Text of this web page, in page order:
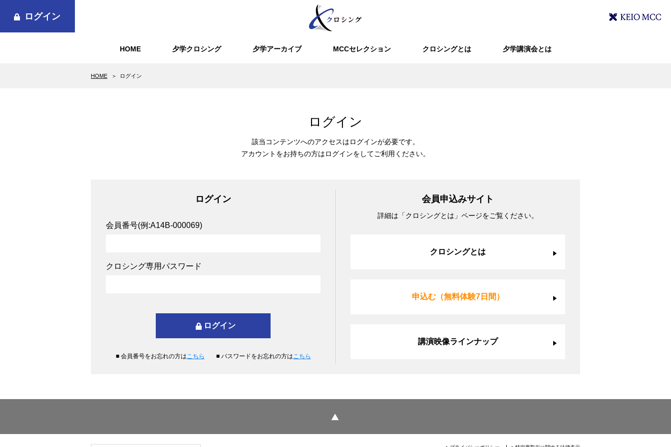
HOME 夕学クロシング 夕学アーカイブ MCCセレクション クロシングとは 夕学講演会とは
ログイン
HOME ログイン
ログイン
該当コンテンツへのアクセスはログインが必要です。
アカウントをお持ちの方はログインをしてご利用ください。
ログイン
会員番号(例:A14B-000069)
クロシング専用パスワード
■ 会員番号をお忘れの方はこちら ■ パスワードをお忘れの方はこちら
会員申込みサイト
詳細は「クロシングとは」ページをご覧ください。
クロシングとは
申込む（無料体験7日間）
講演映像ラインナップ